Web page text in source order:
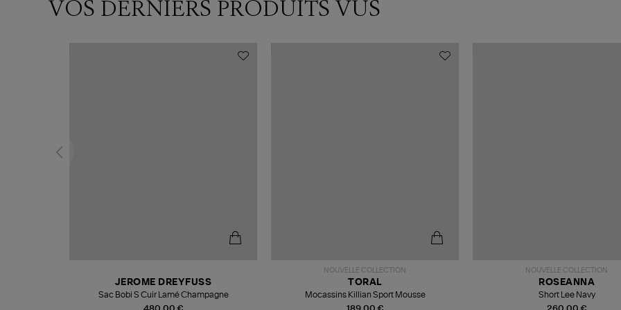
VOS DERNIERS PRODUITS VUS
JEROME DREYFUSS
Sac Bobi S Cuir Lamé Champagne
NOUVELLE COLLECTION
TORAL
Mocassins Killian Sport Mousse
NOUVELLE COLLECTION
ROSEANNA
Short Lee Navy